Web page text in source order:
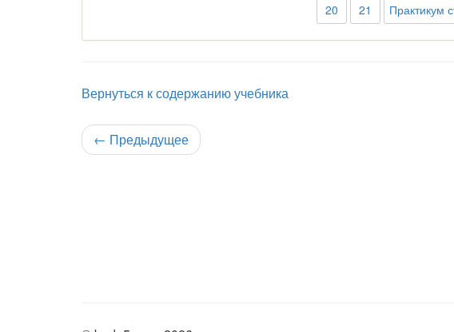
20 21 Практикум
Вернуться к содержанию учебника
← Предыдущее